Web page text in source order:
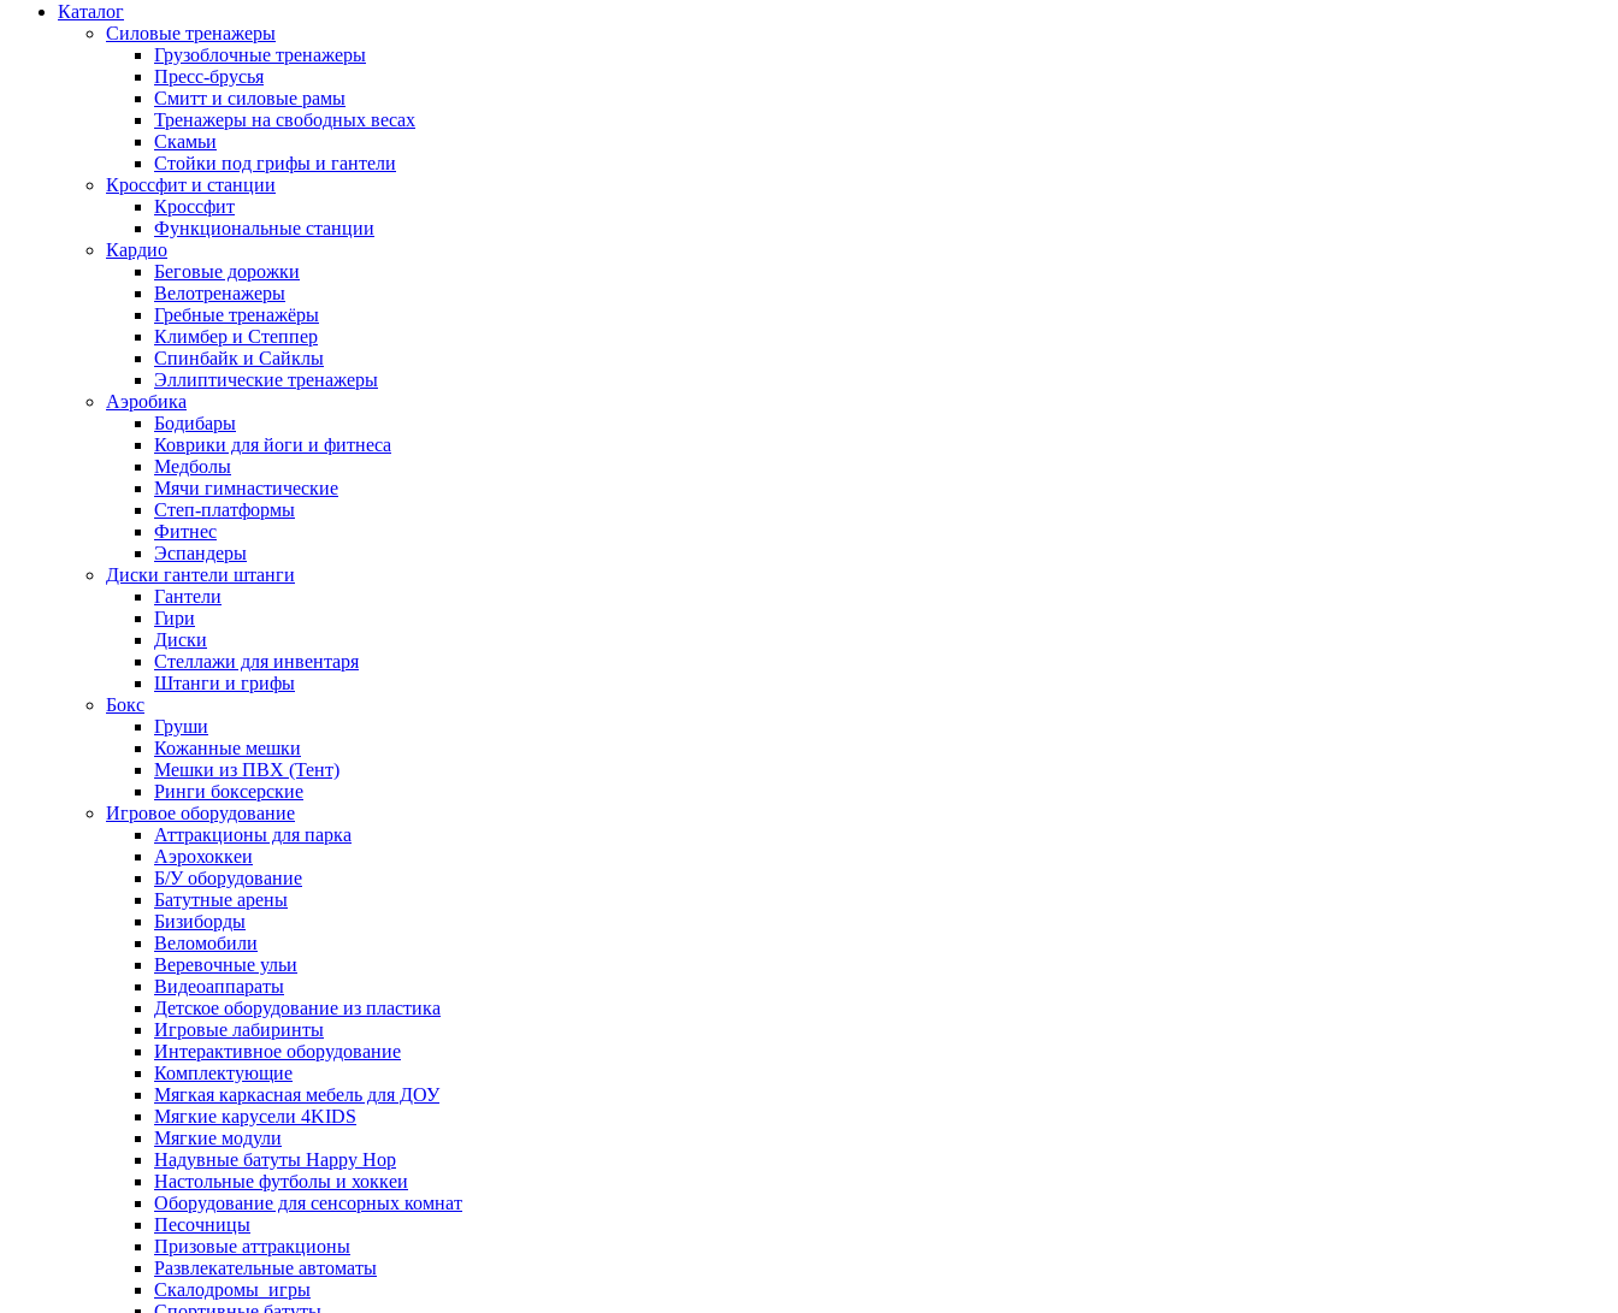
Каталог
Силовые тренажеры
Грузоблочные тренажеры
Пресс-брусья
Смитт и силовые рамы
Тренажеры на свободных весах
Скамьи
Стойки под грифы и гантели
Кроссфит и станции
Кроссфит
Функциональные станции
Кардио
Беговые дорожки
Велотренажеры
Гребные тренажёры
Климбер и Степпер
Спинбайк и Сайклы
Эллиптические тренажеры
Аэробика
Бодибары
Коврики для йоги и фитнеса
Медболы
Мячи гимнастические
Степ-платформы
Фитнес
Эспандеры
Диски гантели штанги
Гантели
Гири
Диски
Стеллажи для инвентаря
Штанги и грифы
Бокс
Груши
Кожанные мешки
Мешки из ПВХ (Тент)
Ринги боксерские
Игровое оборудование
Аттракционы для парка
Аэрохоккеи
Б/У оборудование
Батутные арены
Бизиборды
Веломобили
Веревочные ульи
Видеоаппараты
Детское оборудование из пластика
Игровые лабиринты
Интерактивное оборудование
Комплектующие
Мягкая каркасная мебель для ДОУ
Мягкие карусели 4KIDS
Мягкие модули
Надувные батуты Happy Hop
Настольные футболы и хоккеи
Оборудование для сенсорных комнат
Песочницы
Призовые аттракционы
Развлекательные автоматы
Скалодромы_игры